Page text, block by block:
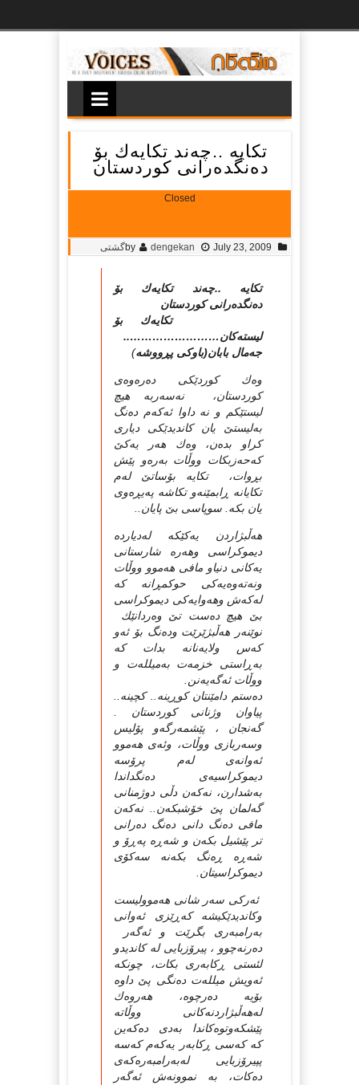
تکایه‌ ..چه‌ند تکایه‌ك بۆ
ده‌نگده‌رانی کوردستان
Closed
by dengekan July 23, 2009 گشتی
تکایه‌ ..چه‌ند تکایه‌ك بۆ
ده‌نگده‌رانی کوردستان
تکایه‌ك بۆ
لیسته‌کان……………………..
جه‌مال بابان(باوکی پڕووشه‌)
وه‌ك کوردێكی ده‌ره‌وه‌ی
کوردستان، نه‌سه‌ربه‌ هیچ
‌لیستێکم و نه ‌داوا ئه‌که‌م ده‌نگ
به‌لیستێ یان کاندیدێکی دیاری
کراو بده‌ن، وه‌ك هه‌ر یه‌کێ
که‌حه‌زبکات ووڵات به‌ره‌و پێش
بڕوات، تکایه‌ بۆساتێ له‌م
تکایانه‌ ڕابمێنه‌و تکاشه‌ په‌یڕه‌وی
یان بکه‌. سوپاسی بێ پایان..
هه‌ڵبژاردن یه‌کێکه‌ له‌دیارده‌
دیموکراسی وهه‌ره‌ شارستانی
یه‌کانی دنیاو مافی هه‌موو ووڵات
ونه‌ته‌وه‌یه‌کی حوکمڕانه‌ که‌‌
له‌که‌ش وهه‌وایه‌کی دیموکراسی
بێ هیچ ده‌ست تێ وه‌ردانێك
‌نوێنه‌ر هه‌ڵبژێرێت وده‌نگ بۆ ئه‌و
که‌س ولایه‌نانه‌ بدات که‌
به‌ڕاستی خزمه‌ت به‌میلله‌ت و
ووڵات ئه‌گه‌یه‌نن.
ده‌ستم دامێنتان کوڕینه‌.. کچینه‌..
پیاوان وژنانی کوردستان .
گه‌نجان ، پێشمه‌رگه‌و پۆلیس
وسه‌ربازی ووڵات، وئه‌ی هه‌موو
ئه‌وانه‌ی له‌م پرۆسه‌
دیموکراسیه‌ی ده‌نگداندا
به‌شدارن، نه‌که‌ن دڵی دوژمنانی
گه‌لمان پێ خۆشبکه‌ن.. نه‌که‌ن
مافی ده‌نگ دانی ده‌نگ ده‌رانی
تر پێشیل بکه‌ن و شه‌ڕه‌ په‌ڕۆ و
شه‌ڕه‌ ڕه‌نگ بکه‌نه‌ سه‌کۆی
دیموکراسیتان.
ئه‌رکی سه‌ر شانی هه‌موولیست
وکاندیدێکیشه‌ که‌ڕێزی ئه‌وانی
به‌رامبه‌ری بگرێت و ئه‌گه‌ر
ده‌رنه‌چوو ، پیرۆزبایی له‌ کاندیدو
لئستی ڕکابه‌ری بکات، چونکه‌
ئه‌ویش میلله‌ت ده‌نگی پێ داوه‌
بۆیه‌ ده‌رچوه‌، هه‌روه‌ك
له‌هه‌ڵبژاردنه‌کانی ووڵاته‌
پێشکه‌وتوه‌کاندا به‌دی ده‌که‌ین
که‌ که‌سی ڕکابه‌ر یه‌که‌م که‌سه‌
پپیرۆزبایی له‌به‌رامبه‌ره‌که‌ی
ده‌کات، به‌ نموونه‌ش ئه‌گه‌ر